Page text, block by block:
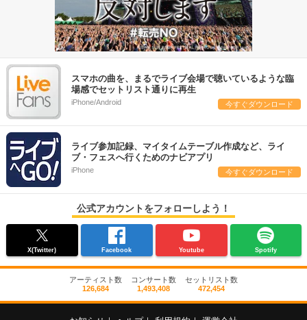
スマホの曲を、まるでライブ会場で聴いているような臨
場感でセットリスト通りに再生
iPhone/Android 今すぐダウンロード
ライブ参加記録、マイタイムテーブル作成など、ライ
ブ・フェスへ行くためのナビアプリ
iPhone 今すぐダウンロード
公式アカウントをフォローしよう！
X(Twitter) Facebook Youtube Spotify
アーティスト数
126,684
コンサート数
1,493,408
セットリスト数
472,454